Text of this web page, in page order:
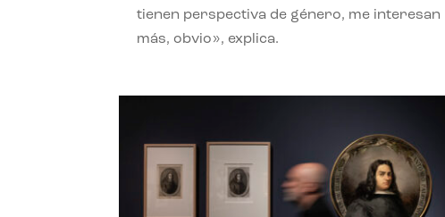
tienen perspectiva de género, me interesan
más, obvio», explica.